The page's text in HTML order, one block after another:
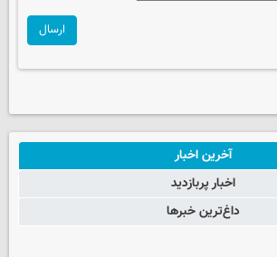
ارسال
آخرین اخبار
اخبار پربازدید
داغ‌ترین خبرها